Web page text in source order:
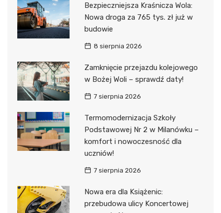
Bezpieczniejsza Kraśnicza Wola:
Nowa droga za 765 tys. zł już w
budowie
8 sierpnia 2026
Zamknięcie przejazdu kolejowego
w Bożej Woli – sprawdź daty!
7 sierpnia 2026
Termomodernizacja Szkoły
Podstawowej Nr 2 w Milanówku –
komfort i nowoczesność dla
uczniów!
7 sierpnia 2026
Nowa era dla Książenic:
przebudowa ulicy Koncertowej